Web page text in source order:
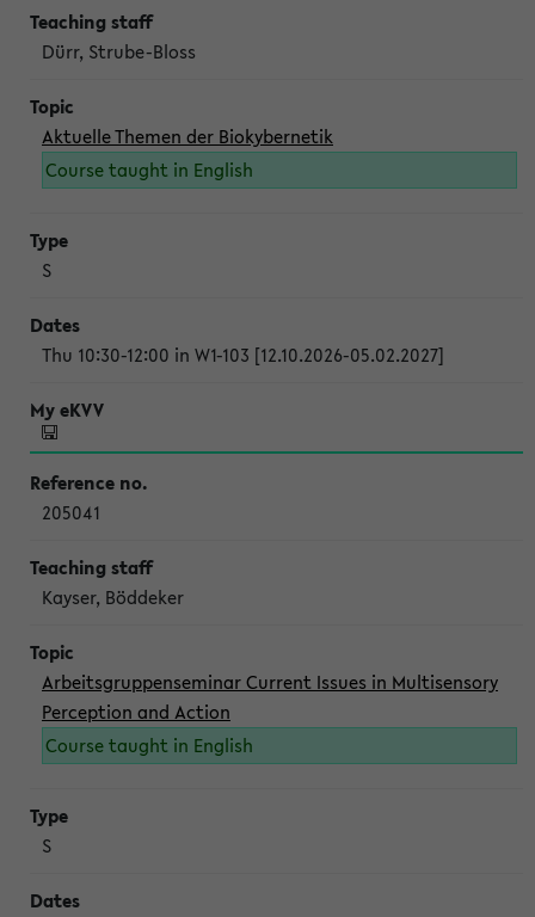
Dürr, Strube-Bloss
Aktuelle Themen der Biokybernetik
Course taught in English
S
Thu 10:30-12:00 in W1-103 [12.10.2026-05.02.2027]
205041
Kayser, Böddeker
Arbeitsgruppenseminar Current Issues in Multisensory
Perception and Action
Course taught in English
S